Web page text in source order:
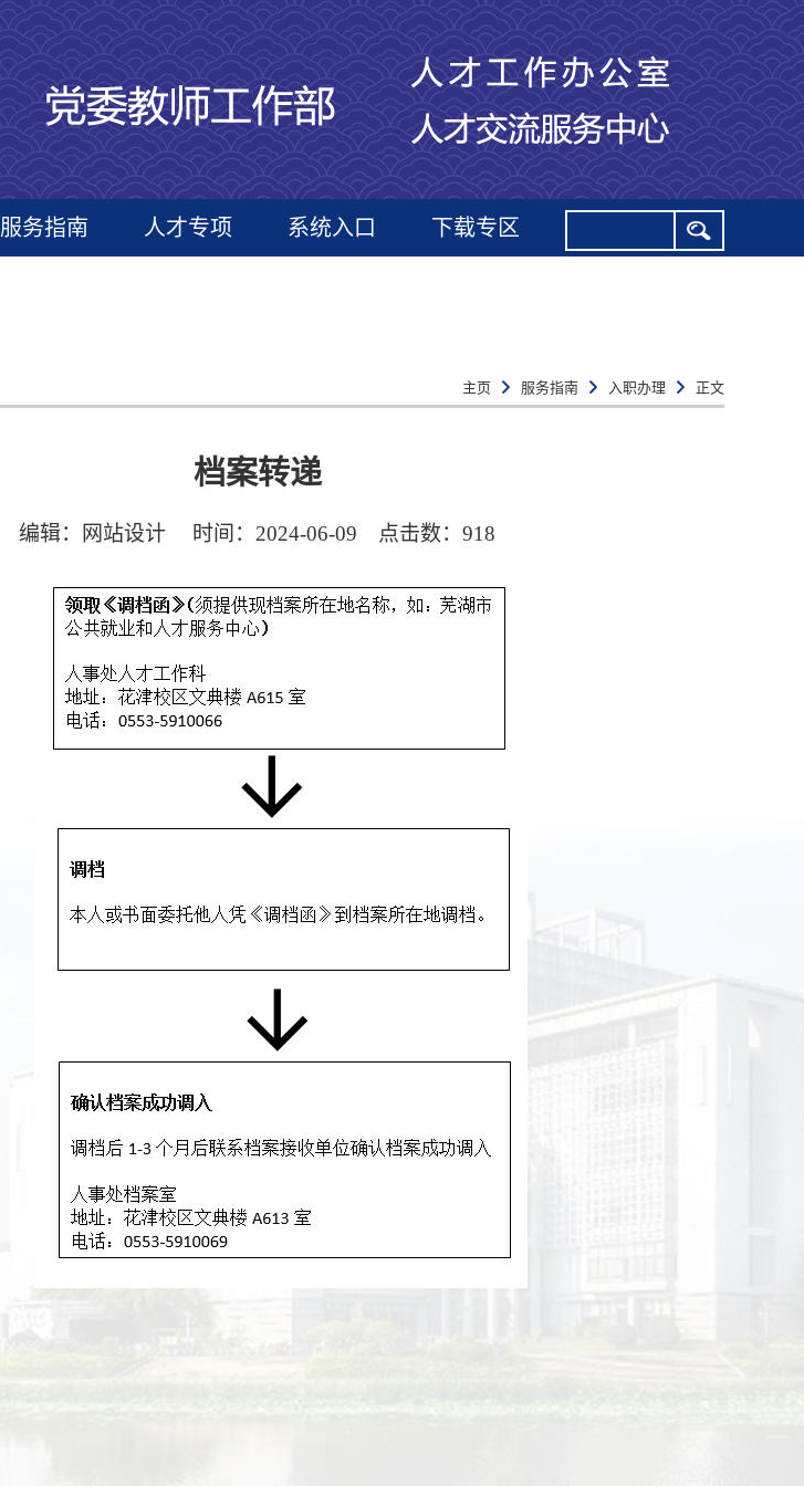
服务指南 人才专项 系统入口 下载专区
主页 服务指南 入职办理 正文
档案转递
编辑：网站设计 时间：2024-06-09 点击数： 918